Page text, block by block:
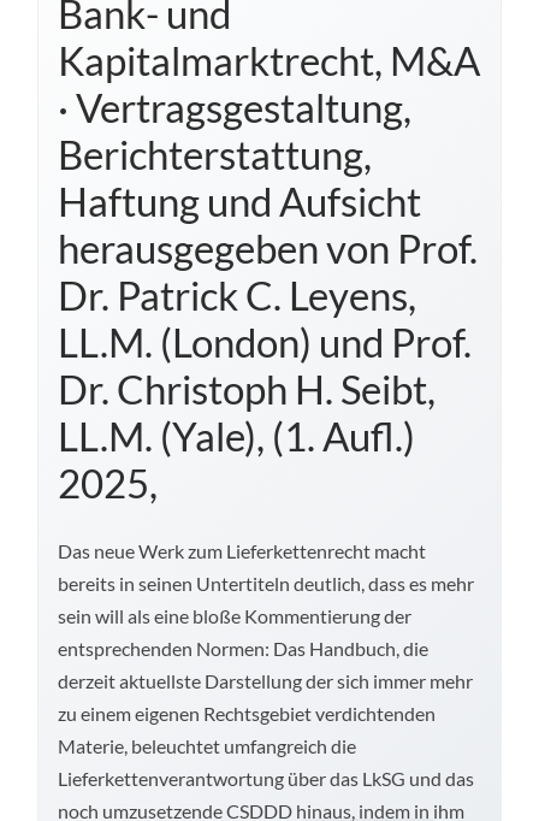
Bank- und
Kapitalmarktrecht, M&A
· Vertragsgestaltung,
Berichterstattung,
Haftung und Aufsicht
herausgegeben von Prof.
Dr. Patrick C. Leyens,
LL.M. (London) und Prof.
Dr. Christoph H. Seibt,
LL.M. (Yale), (1. Aufl.)
2025,
Das neue Werk zum Lieferkettenrecht macht
bereits in seinen Untertiteln deutlich, dass es mehr
sein will als eine bloße Kommentierung der
entsprechenden Normen: Das Handbuch, die
derzeit aktuellste Darstellung der sich immer mehr
zu einem eigenen Rechtsgebiet verdichtenden
Materie, beleuchtet umfangreich die
Lieferkettenverantwortung über das LkSG und das
noch umzusetzende CSDDD hinaus, indem in ihm